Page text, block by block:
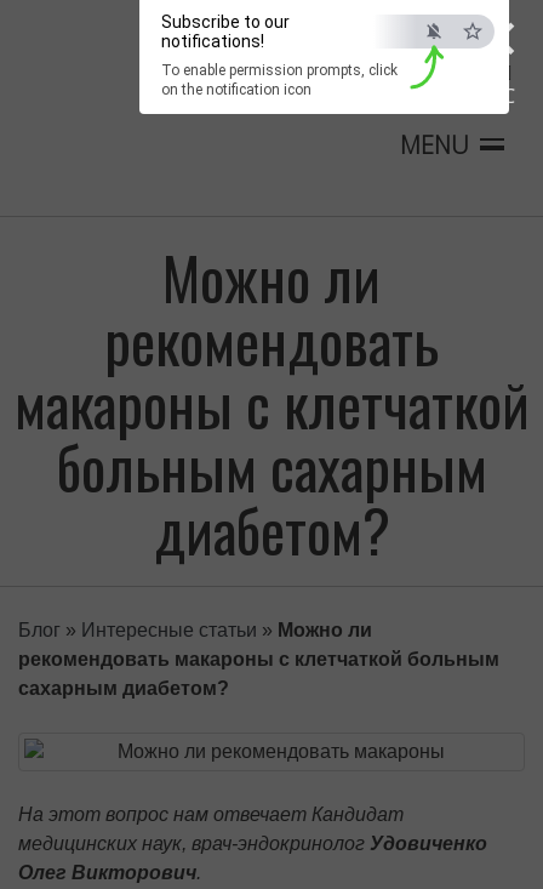
×
ESC
Subscribe to our
notifications!
To enable permission prompts, click
on the notification icon
MENU
Можно ли
рекомендовать
макароны с клетчаткой
больным сахарным
диабетом?
Блог » Интересные статьи » Можно ли
рекомендовать макароны с клетчаткой больным
сахарным диабетом?
На этот вопрос нам отвечает Кандидат
медицинских наук, врач-эндокринолог Удовиченко
Олег Викторович.